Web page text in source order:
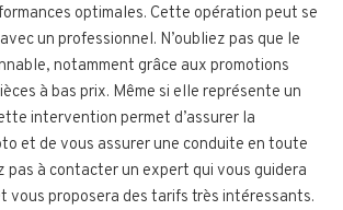
optimales. Cette opération peut se
un professionnel. N’oubliez pas que le
notamment grâce aux promotions
à bas prix. Même si elle représente un
intervention permet d’assurer la
et de vous assurer une conduite en toute
pas à contacter un expert qui vous guidera
vous proposera des tarifs très intéressants.